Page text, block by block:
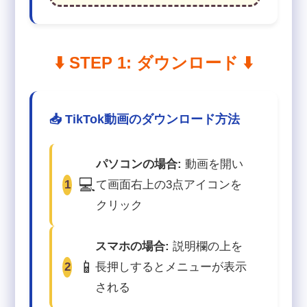
⬇️ STEP 1: ダウンロード ⬇️
📥 TikTok動画のダウンロード方法
1 💻
パソコンの場合: 動画を開い
て画面右上の3点アイコンを
クリック
2 📱
スマホの場合: 説明欄の上を
長押しするとメニューが表示
される